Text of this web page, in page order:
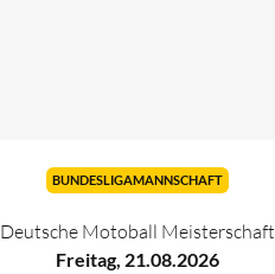
BUNDESLIGAMANNSCHAFT
Deutsche Motoball Meisterschaft
Freitag, 21.08.2026